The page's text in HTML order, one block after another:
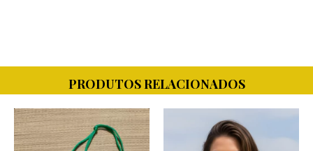
PRODUTOS RELACIONADOS